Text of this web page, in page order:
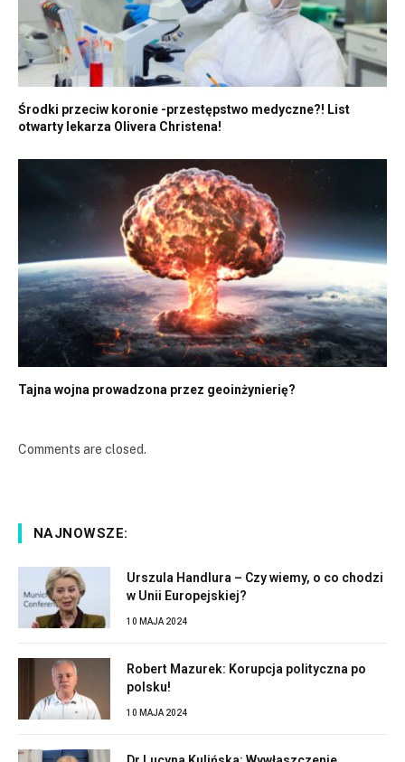
Środki przeciw koronie -przestępstwo medyczne?! List
otwarty lekarza Olivera Christena!
Tajna wojna prowadzona przez geoinżynierię?
Comments are closed.
NAJNOWSZE:
Urszula Handlura – Czy wiemy, o co chodzi
w Unii Europejskiej?
10 MAJA 2024
Robert Mazurek: Korupcja polityczna po
polsku!
10 MAJA 2024